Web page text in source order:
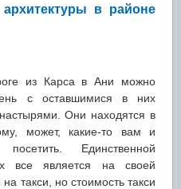
в районе
из Карса в Ани можно
с оставшимися в них
Они находятся в
может, какие-то вам и
Единственной
все является на своей
такси, но стоимость такси